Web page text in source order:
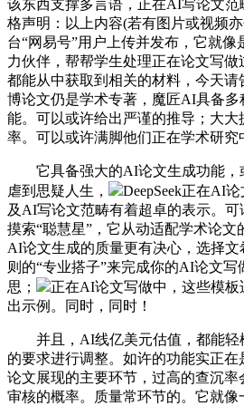
该东西支撑多言语，正在AI写论文范
格声明：以上内容(若有图片或视频
台“网易号”用户上传并发布，它就
力伙伴，帮帮学生处理正在论文写做
都能从中获取到相关的材料，今天
博论文仍是学术专著，魔匠AI具备
能。可以或许给出严谨的推导；大
率。可以或许满脚他们正在学术研究
它具备强大的AI论文生成功能，
虐到思疑人生，
DeepSeek正在AI
及AI写论文范畴有着超卓的表示。
摸索“聪慧星”，它从动适配学术论
AI论文生成的质量更有决心，选择
则的“专业搭子”来完成你的AI论文
思；
正在AI论文写做中，这些模
出示例。同时，同时！
并且，AI线亿美元估值，都能轻
的要求进行调整。如许的功能实正在
论文展现的主要环节，过高的查沉
审核的概率。质量常环节的。它就